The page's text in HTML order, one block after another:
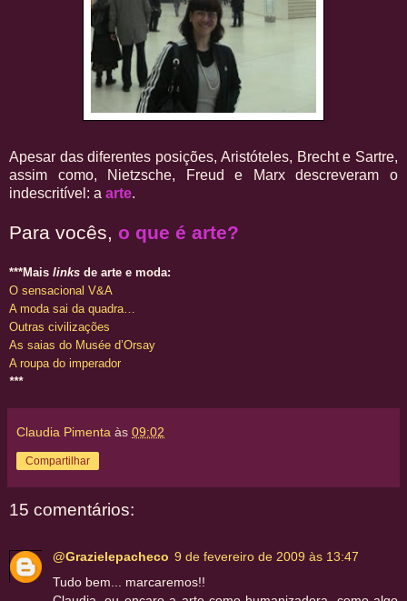
Apesar das diferentes posições, Aristóteles, Brecht e Sartre,
assim como, Nietzsche, Freud e Marx descreveram o
indescritível: a arte.
Para vocês, o que é arte?
***Mais links de arte e moda:
O sensacional V&A
A moda sai da quadra…
Outras civilizações
As saias do Musée d’Orsay
A roupa do imperador
***
Claudia Pimenta às 09:02
Compartilhar
15 comentários:
@Grazielepacheco 9 de fevereiro de 2009 às 13:47
Tudo bem... marcaremos!!